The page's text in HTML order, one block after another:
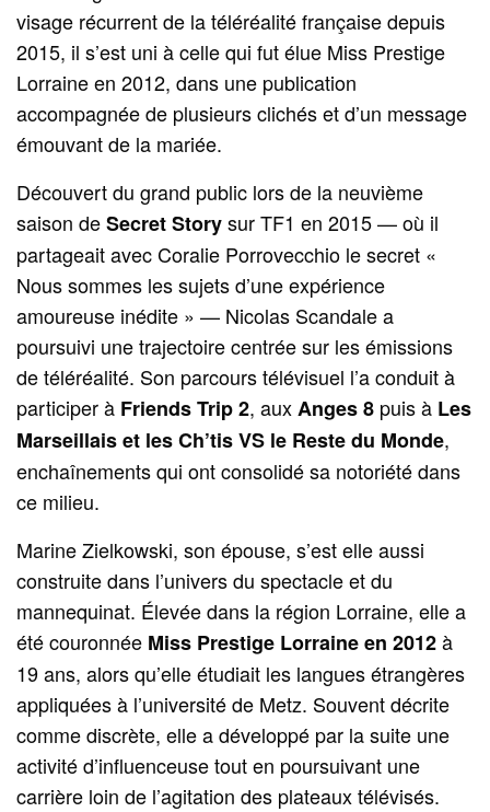
visage récurrent de la téléréalité française depuis
2015, il s’est uni à celle qui fut élue Miss Prestige
Lorraine en 2012, dans une publication
accompagnée de plusieurs clichés et d’un message
émouvant de la mariée.
Découvert du grand public lors de la neuvième
saison deSecret Storysur TF1 en 2015 — où il
partageait avec Coralie Porrovecchio le secret «
Nous sommes les sujets d’une expérience
amoureuse inédite » — Nicolas Scandale a
poursuivi une trajectoire centrée sur les émissions
de téléréalité. Son parcours télévisuel l’a conduit à
participer à Friends Trip 2, auxAnges 8 puis à Les
Marseillais et les Ch’tis VS le Reste du Monde,
enchaînements qui ont consolidé sa notoriété dans
ce milieu.
Marine Zielkowski, son épouse, s’est elle aussi
construite dans l’univers du spectacle et du
mannequinat. Élevée dans la région Lorraine, elle a
été couronnée Miss Prestige Lorraine en 2012à
19 ans, alors qu’elle étudiait les langues étrangères
appliquées à l’université de Metz. Souvent décrite
comme discrète, elle a développé par la suite une
activité d’influenceuse tout en poursuivant une
carrière loin de l’agitation des plateaux télévisés.